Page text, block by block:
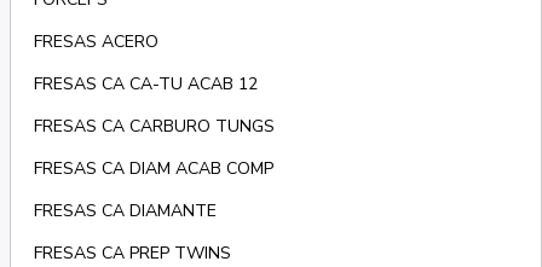
FRESAS ACERO
FRESAS CA CA-TU ACAB 12
FRESAS CA CARBURO TUNGS
FRESAS CA DIAM ACAB COMP
FRESAS CA DIAMANTE
FRESAS CA PREP TWINS